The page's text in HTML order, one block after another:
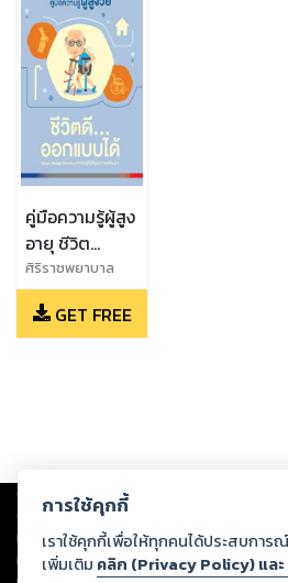
คู่มือความรู้ผู้สูง
อายุ ชีวิต
ดี...ออกแบบได้
ศิริราชพยาบาล
มหาวิทยาลัย
มหิดล,SCG
GET FREE
Copyright © 2026
ต่อผลงานหรือเนื้อหาใดที่อัปโหลดผ่านเว็บไซต์แ
ทรัพย์สินทางปัญญาของบุคคลอื่นหรือขัดต่อกฎ
ทุกท่านโปรดใช้วิจารณญาณในการกลั่นกรองด้
การใช้คุกกี้
เราใช้คุกกี้เพื่อให้ทุกคนได้ประสบการ
เพิ่มเติม คลิก (Privacy Policy) แล